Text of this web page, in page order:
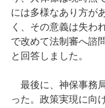
には多様なあり方が
く、その意義は失わ
で改めて法制審へ諮
と回答しました。
最後に、神保事務
った。政策実現に向